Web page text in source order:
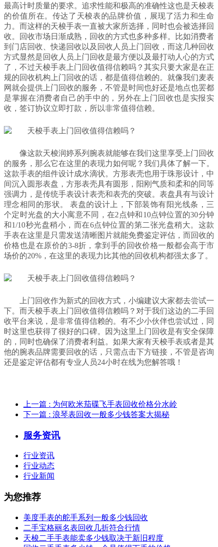
最高计时质量的要求。追求性能和极高的准确性这也是天梭表
的价值所在。传达了天梭表的品牌价值，展现了活力和生命
力。而这样的天梭手表一直被大家所选择，同时也会被选择回
收。回收市场日渐成熟，回收的方式也多种多样。比如消费者
到门店回收、快递回收以及回收人员上门回收，而这几种回收
方式显然是回收人员上门回收是最方便以及最打动人心的方式
了，不过天梭手表上门回收值得信赖吗？其实只要大家是在正
规的回收机构上门回收的话，都是值得信赖的。就像我们麦表
网就会提供上门回收的服务，不管是时间也好还是地点也罢都
是掌握在消费者自己的手中的，另外在上门回收也是实报实
收，签订协议立即打款，所以非常值得信赖。
像这款天梭润婷系列腕表就能够在我们这里享受上门回收
的服务，那么它在这里的表现力如何呢？我们具体了解一下。
这款手表的组件设计成水滴状。方形表壳也用于珠形设计，中
间沉入圆形表盘，方形表壳具有圆形，阳刚气质和柔和的同等
强调力，是传统手表设计表壳和表壳的突破。表盘具有与设计
理念相同的形状。 表盘的设计上，下部装饰有阳光线条，三
个定时光盘的大小寓意不同，在2点钟和10点钟位置的30分钟
和1/10秒光盘稍小，而在6点钟位置的第二张光盘稍大。这款
手表在这里是只需发送清晰图片就能免费鉴定评估，而回收的
价格也是在原价的3-8折，拿到手的回收价格一般都会高于市
场价的20%，在这里的表现力比其他的回收机构都强太多了。
上门回收作为新式的回收方式，小编建议大家都去尝试一
下。而天梭手表上门回收值得信赖吗？对于我们这边的二手回
收平台来说，是非常值得信赖的。有不少小伙伴也尝试过，同
时这里也获得了很好的口碑。因为这里上门回收是有安全保障
的，同时也确保了消费者利益。如果大家有天梭手表或者是其
他的腕表品牌需要回收的话，只需点击下方链接，不管是咨询
还是鉴定评估都有专业人员24小时在线为您解答哦！
上一篇 : 为何欧米茄碟飞手表回收价格分水岭
下一篇 : 浪琴表回收一般多少钱答案大揭秘
服务资讯
行业资讯
行业动态
行业新闻
为您推荐
美度手表的舵手系列一般多少钱回收
二手宝格丽名表回收几折符合行情
天梭二手手表能卖多少钱取决于新旧程度